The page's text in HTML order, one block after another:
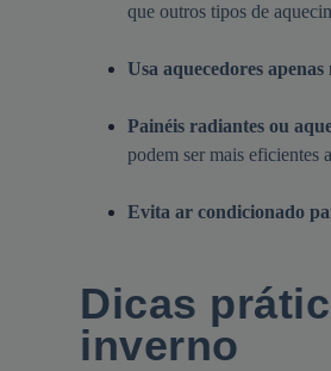
que outros tipos de
Usa aquecedores
Painéis radiantes ou
podem ser mais eficientes
Evita ar condicionado
Dicas
inverno